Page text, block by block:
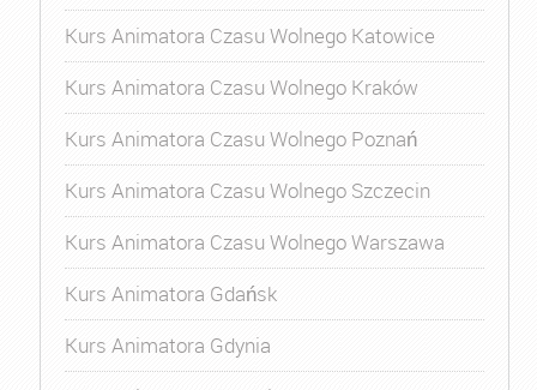
Kurs Animatora Czasu Wolnego Katowice
Kurs Animatora Czasu Wolnego Kraków
Kurs Animatora Czasu Wolnego Poznań
Kurs Animatora Czasu Wolnego Szczecin
Kurs Animatora Czasu Wolnego Warszawa
Kurs Animatora Gdańsk
Kurs Animatora Gdynia